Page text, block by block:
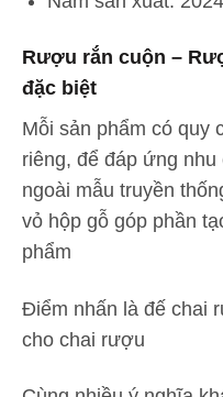
Rượu rắn cuộn –
đặc biệt
Mỗi sản phẩm có quy
riêng, để đáp ứng
ngoài mẫu truyền
vỏ hộp gỗ góp phần
phẩm
Điểm nhấn là đế chai
cho chai rượu